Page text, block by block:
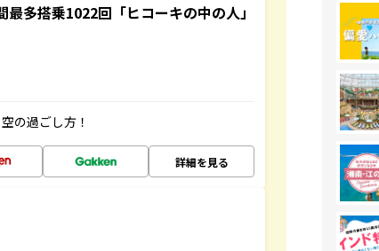
多搭乗1022回「ヒコーキの中の人」
の過ごし方！
詳細を見る